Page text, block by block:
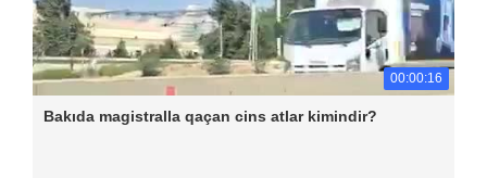
00:00:16
Bakıda magistralla qaçan cins atlar kimindir?